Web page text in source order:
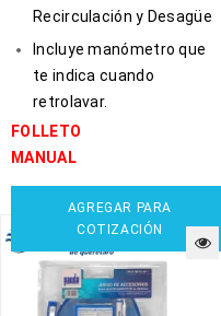
Recirculación y Desagüe
Incluye manómetro que
te indica cuando
retrolavar.
FOLLETO
MANUAL
AGREGAR PARA
COTIZACIÓN